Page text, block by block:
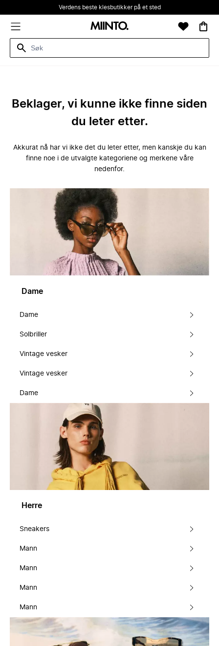
Verdens beste klesbutikker på et sted
Beklager, vi kunne ikke finne siden
du leter etter.
Akkurat nå har vi ikke det du leter etter, men kanskje du kan
finne noe i de utvalgte kategoriene og merkene våre
nedenfor.
Dame
Dame
Solbriller
Vintage vesker
Vintage vesker
Dame
Herre
Sneakers
Mann
Mann
Mann
Mann